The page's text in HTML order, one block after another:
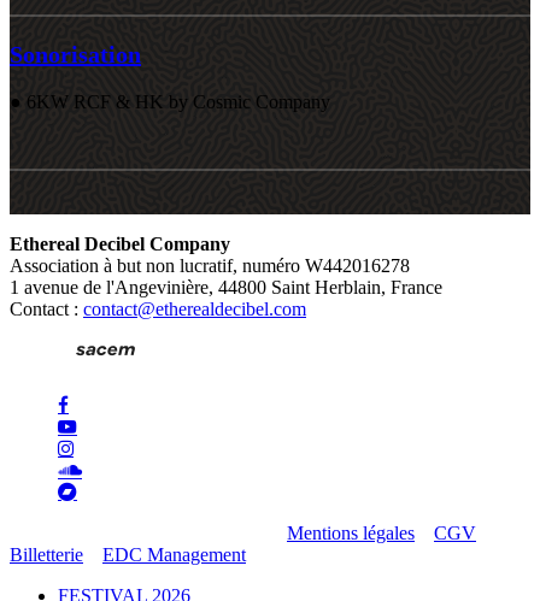
Sonorisation
● 6KW RCF & HK by Cosmic Company
Ethereal Decibel Company
Association à but non lucratif, numéro W442016278
1 avenue de l'Angevinière, 44800 Saint Herblain, France
Contact : contact@etherealdecibel.com
facebook
youtube
instagram
soundcloud
bandcamp
Mentions légales
CGV
Billetterie
EDC Management
Close
FESTIVAL 2026